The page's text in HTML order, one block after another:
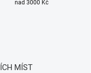
nad 3000 Kč
MÍST